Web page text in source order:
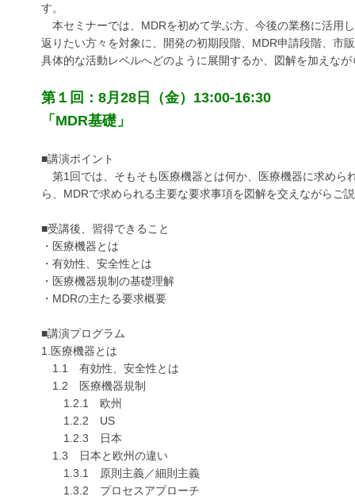
す。
本セミナーでは、MDRを初めて学ぶ方、今後の業務に活用
返りたい方々を対象に、開発の初期段階、MDR申請段階、市
具体的な活動レベルへどのように展開するか、図解を加えな
第１回：8月28日（金）13:00-16:30
「MDR基礎」
■講演ポイント
第1回では、そもそも医療機器とは何か、医療機器に求めら
ら、MDRで求められる主要な要求事項を図解を交えながらご
■受講後、習得できること
・医療機器とは
・有効性、安全性とは
・医療機器規制の基礎理解
・MDRの主たる要求概要
■講演プログラム
1.医療機器とは
1.1 有効性、安全性とは
1.2 医療機器規制
1.2.1 欧州
1.2.2 US
1.2.3 日本
1.3 日本と欧州の違い
1.3.1 原則主義／細則主義
1.3.2 プロセスアプローチ